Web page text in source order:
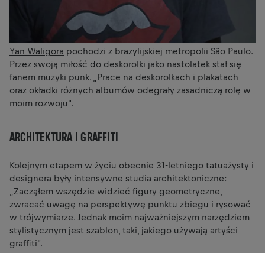
Yan Waligora pochodzi z brazylijskiej metropolii São Paulo.
Przez swoją miłość do deskorolki jako nastolatek stał się
fanem muzyki punk. „Prace na deskorolkach i plakatach
oraz okładki różnych albumów odegrały zasadniczą rolę w
moim rozwoju".
ARCHITEKTURA I GRAFFITI
Kolejnym etapem w życiu obecnie 31-letniego tatuażysty i
designera były intensywne studia architektoniczne:
„Zacząłem wszędzie widzieć figury geometryczne,
zwracać uwagę na perspektywę punktu zbiegu i rysować
w trójwymiarze. Jednak moim najważniejszym narzędziem
stylistycznym jest szablon, taki, jakiego używają artyści
graffiti".